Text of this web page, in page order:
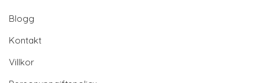
Blogg
Kontakt
Villkor